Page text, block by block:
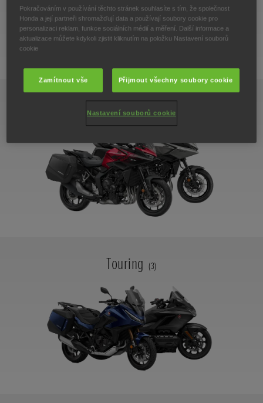
Sport Touring (1)
Touring (3)
Pokračováním v používání těchto stránek souhlasíte s tím, že společnost
Honda a její partneři shromažďují data a používají soubory cookie pro
personalizaci reklam, funkce sociálních médií a měření. Další informace a
aktualizace můžete kdykoli zjistit kliknutím na položku Nastavení souborů
cookie
Zamítnout vše Přijmout všechny soubory cookie
Nastavení souborů cookie